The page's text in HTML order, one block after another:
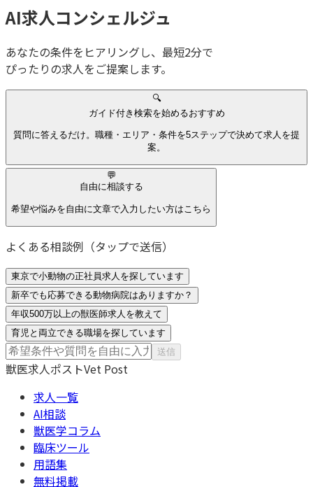
AI求人コンシェルジュ
あなたの条件をヒアリングし、最短2分で
ぴったりの求人をご提案します。
🔍
ガイド付き検索を始めるおすすめ
質問に答えるだけ。職種・エリア・条件を5ステップで決めて求人を提
案。
💬
自由に相談する
希望や悩みを自由に文章で入力したい方はこちら
よくある相談例（タップで送信）
東京で小動物の正社員求人を探しています
新卒でも応募できる動物病院はありますか？
年収500万以上の獣医師求人を教えて
育児と両立できる職場を探しています
送信
獣医求人ポストVet Post
求人一覧
AI相談
獣医学コラム
臨床ツール
用語集
無料掲載